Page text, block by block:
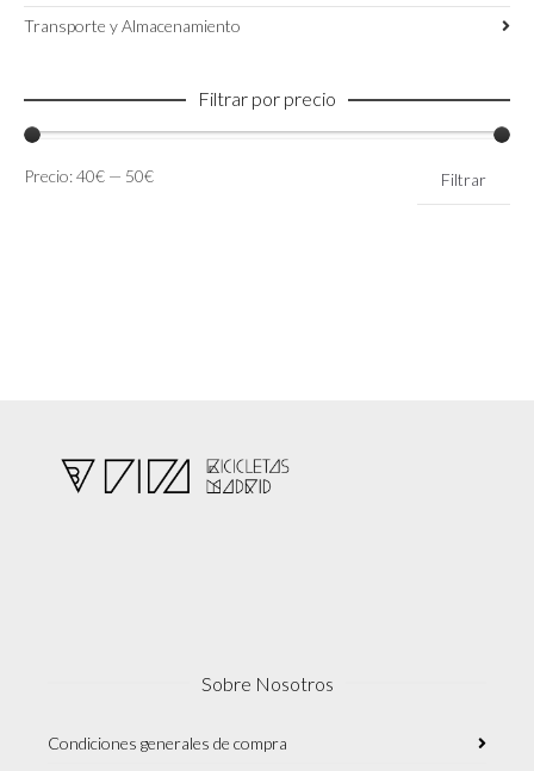
Transporte y Almacenamiento
Filtrar por precio
Precio
Precio
Filtrar
Precio:40€ — 50€
Sobre Nosotros
Condiciones generales de compra